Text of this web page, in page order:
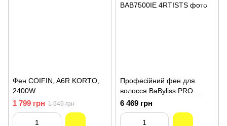
Фен COIFIN, A6R KORTO,
2400W
1 799 грн 1 949 грн
Професійний фен для
волосся BaByliss PRO
STELLATO DIGITAL
BAB7500IE 4RTISTS
6 469 грн